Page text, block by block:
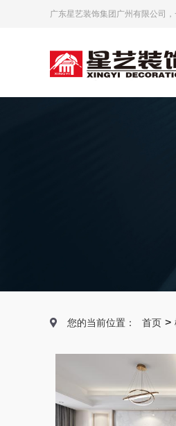
广东星艺装饰集团广州有限公司，
您的当前位置： 首页 >